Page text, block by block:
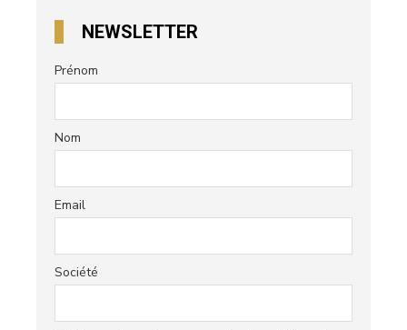
NEWSLETTER
Prénom
Nom
Email
Société